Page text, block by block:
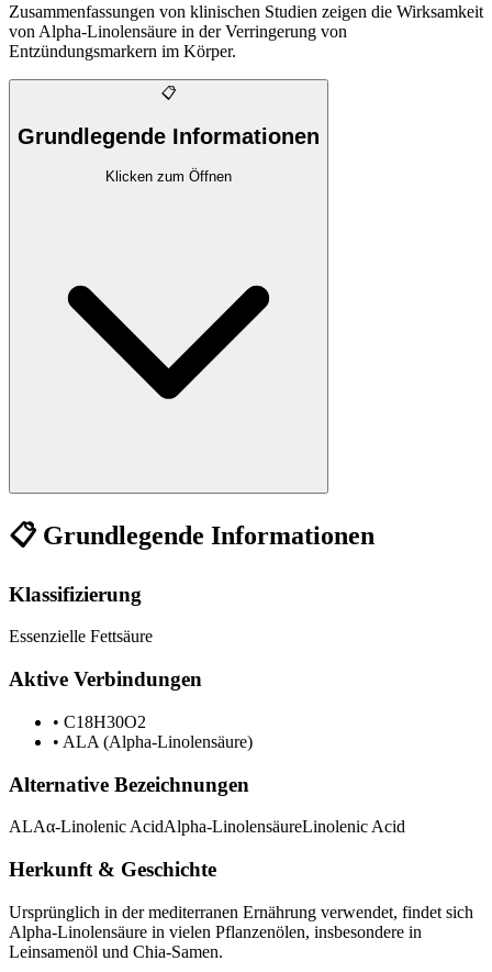
Zusammenfassungen von klinischen Studien zeigen die Wirksamkeit
von Alpha-Linolensäure in der Verringerung von
Entzündungsmarkern im Körper.
📋
Grundlegende Informationen
Klicken zum Öffnen
📋 Grundlegende Informationen
Klassifizierung
Essenzielle Fettsäure
Aktive Verbindungen
• C18H30O2
• ALA (Alpha-Linolensäure)
Alternative Bezeichnungen
ALAα-Linolenic AcidAlpha-LinolensäureLinolenic Acid
Herkunft & Geschichte
Ursprünglich in der mediterranen Ernährung verwendet, findet sich
Alpha-Linolensäure in vielen Pflanzenölen, insbesondere in
Leinsamenöl und Chia-Samen.